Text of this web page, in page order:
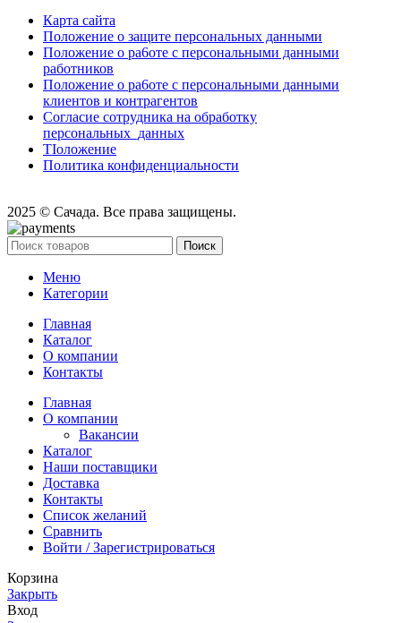
Карта сайта
Положение o защите персональных данными
Положение o pa6oтe c персональными данными
работников
Положение o pa6oтe c персональными данными
клиентов и контрагентов
Согласие сотрудника на обработку
персональных_данных
TIоложение
Политика конфиденциальности
2025 © Сачада. Все права защищены.
Поиск
Меню
Категории
Главная
Каталог
О компании
Контакты
Главная
О компании
Вакансии
Каталог
Наши поставщики
Доставка
Контакты
Список желаний
Сравнить
Войти / Зарегистрироваться
Корзина
Закрыть
Вход